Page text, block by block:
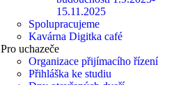
15.11.2025
Spolupracujeme
Kavárna Digitka café
Pro uchazeče
Organizace přijímacího řízení
Přihláška ke studiu